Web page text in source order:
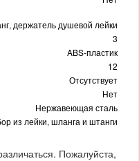
держатель душевой лейки
3
ABS-пластик
12
Отсутствует
Нет
Нержавеющая сталь
из лейки, шланга и штанги
Пожалуйста,